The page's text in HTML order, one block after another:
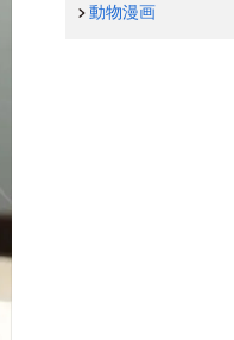
動物漫画